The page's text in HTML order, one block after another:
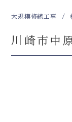
Contact
大規模修繕工事
川崎市中